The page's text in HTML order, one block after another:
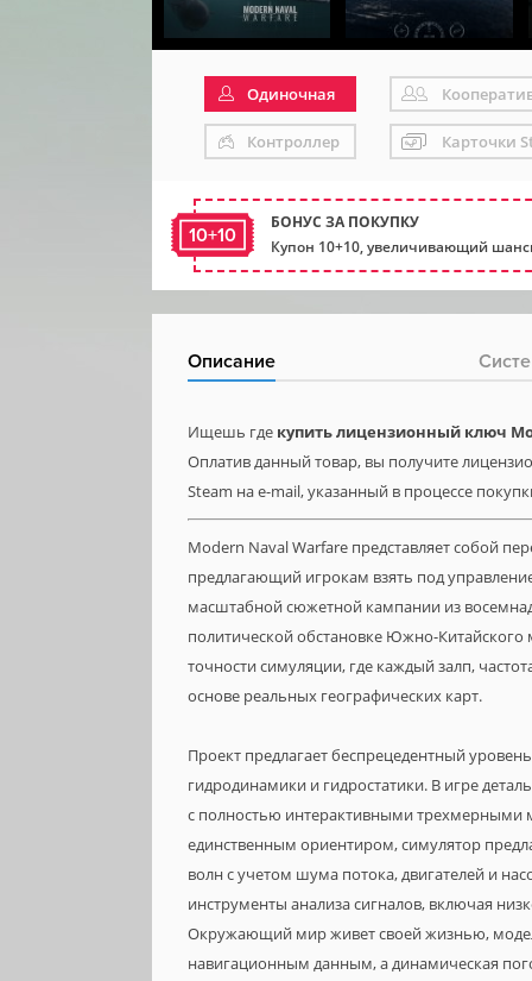
Одиночная
Контроллер Карточки
10+10
БОНУС ЗА ПОКУПКУ
Купон 10+10, увеличивающий
Описание
Ищешь где купить лицензионный ключ
Оплатив данный товар, вы получите
Steam на e-mail, указанный в процессе
Modern Naval Warfare представляет собой
предлагающий игрокам взять под
масштабной сюжетной кампании из
политической обстановке Южно-
точности симуляции, где каждый залп,
основе реальных географических карт.
Проект предлагает беспрецедентный
гидродинамики и гидростатики. В игре
с полностью интерактивными трехмерными
единственным ориентиром, симулятор
волн с учетом шума потока, двигателей и
инструменты анализа сигналов, включая
Окружающий мир живет своей жизнью,
навигационным данным, а динамическая